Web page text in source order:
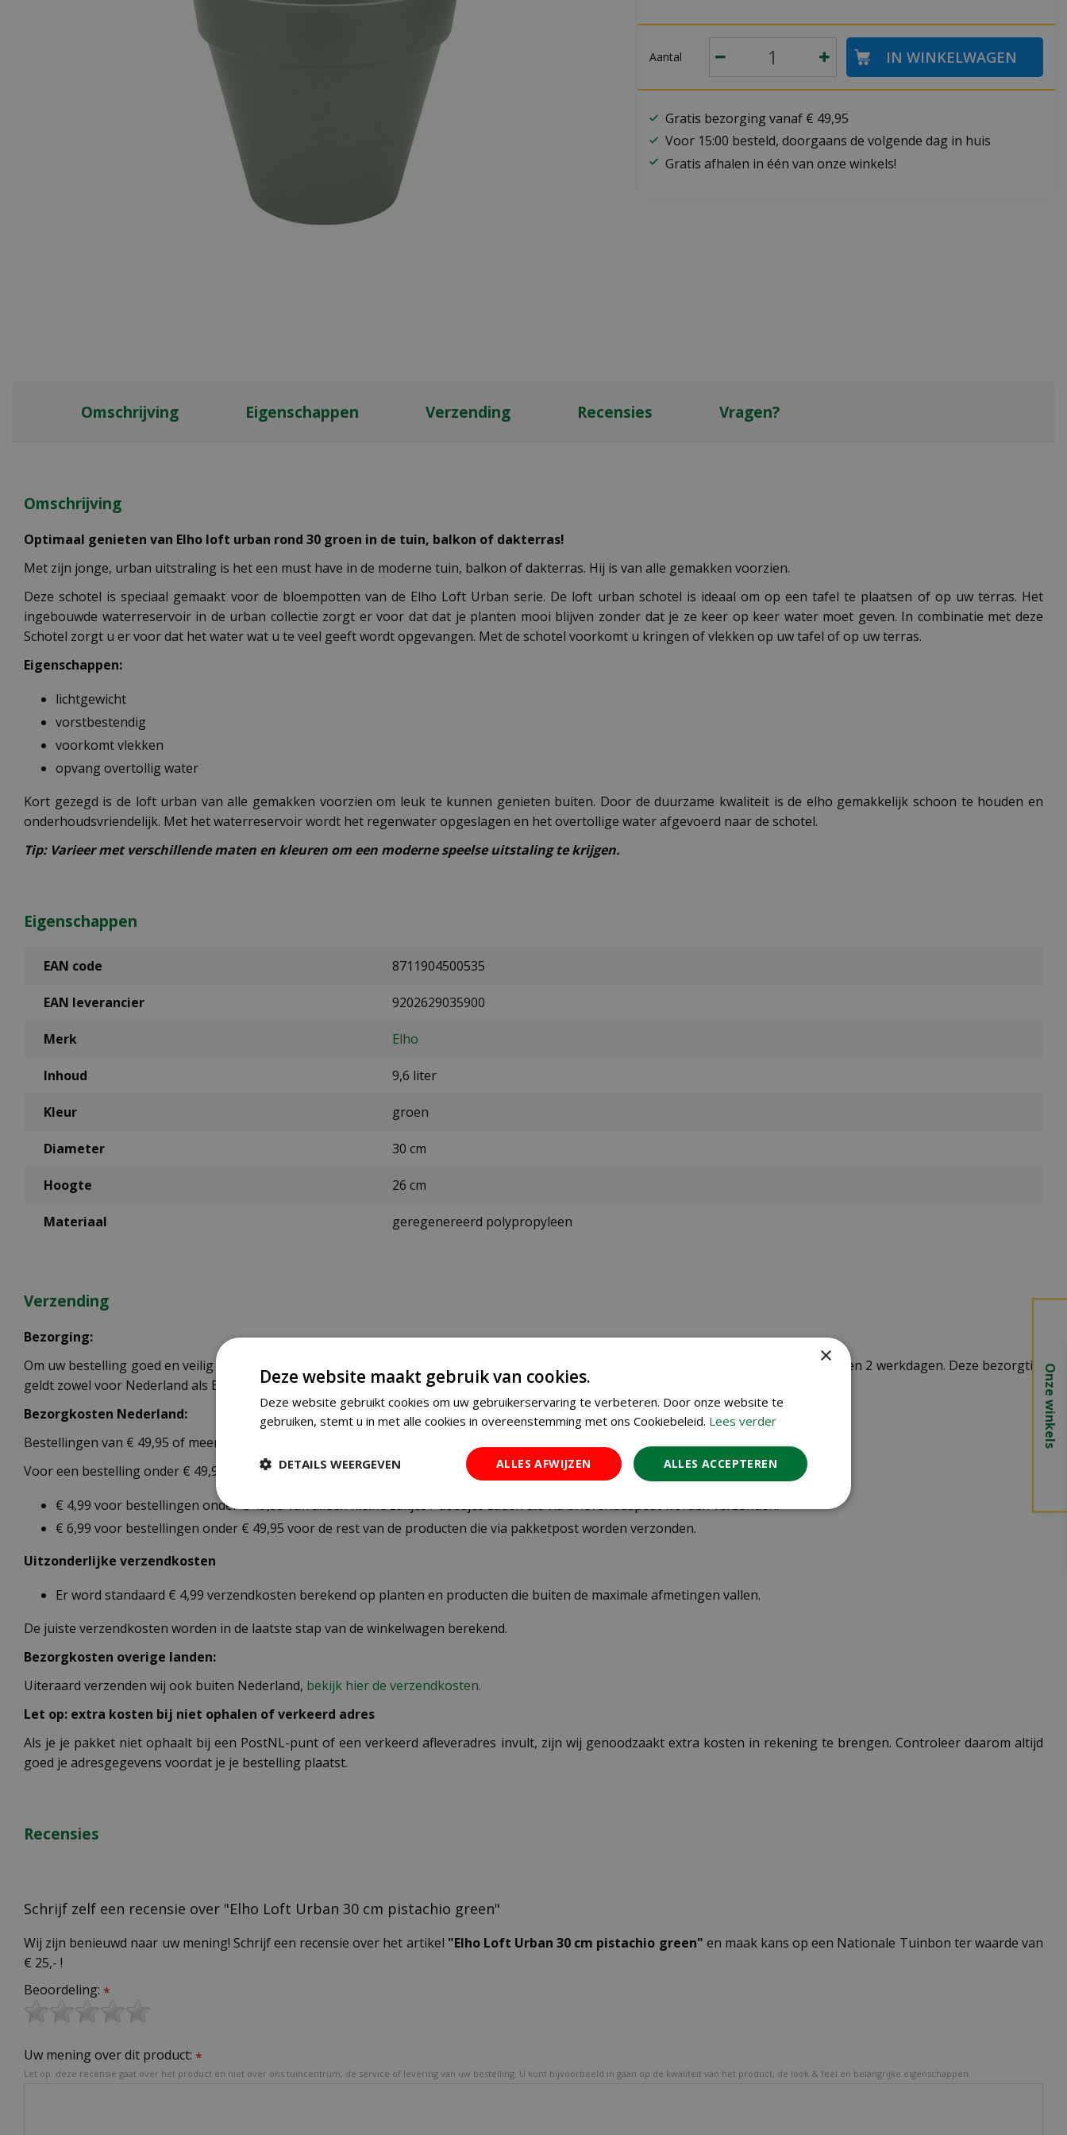
Aantal
Gratis bezorging vanaf € 49,95
Voor 15:00 besteld, doorgaans de volgende dag in huis
Gratis afhalen in één van onze winkels!
Omschrijving Eigenschappen Verzending Recensies Vragen?
Omschrijving
Optimaal genieten van Elho loft urban rond 30 groen in de tuin, balkon of dakterras!
Met zijn jonge, urban uitstraling is het een must have in de moderne tuin, balkon of dakterras. Hij is van alle gemakken voorzien.
Deze schotel is speciaal gemaakt voor de bloempotten van de Elho Loft Urban serie. De loft urban schotel is ideaal om op een tafel te plaatsen of op uw terras. Het
ingebouwde waterreservoir in de urban collectie zorgt er voor dat dat je planten mooi blijven zonder dat je ze keer op keer water moet geven. In combinatie met deze
Schotel zorgt u er voor dat het water wat u te veel geeft wordt opgevangen. Met de schotel voorkomt u kringen of vlekken op uw tafel of op uw terras.
Eigenschappen:
lichtgewicht
vorstbestendig
voorkomt vlekken
opvang overtollig water
Kort gezegd is de loft urban van alle gemakken voorzien om leuk te kunnen genieten buiten. Door de duurzame kwaliteit is de elho gemakkelijk schoon te houden en
onderhoudsvriendelijk. Met het waterreservoir wordt het regenwater opgeslagen en het overtollige water afgevoerd naar de schotel.
Tip: Varieer met verschillende maten en kleuren om een moderne speelse uitstaling te krijgen.
Eigenschappen
EAN code 8711904500535
EAN leverancier 9202629035900
Merk Elho
Inhoud 9,6 liter
Kleur groen
Diameter 30 cm
Hoogte 26 cm
Materiaal geregenereerd polypropyleen
Verzending
Bezorging:
Om uw bestelling goed en veilig bij u thuis te laten bezorgen maken wij gebruik van PostNL. De levertijd bedraagt doorgaans tussen de 1 en 2 werkdagen. Deze bezorgtijd
geldt zowel voor Nederland als België.
Bezorgkosten Nederland:
Bestellingen van € 49,95 of meer verzenden wij gratis.
Voor een bestelling onder € 49,95 zijn er 2 tarieven:
€ 4,99 voor bestellingen onder € 49,95 van alleen kleine zakjes / doosjes zaden die via brievenbuspost worden verzonden.
€ 6,99 voor bestellingen onder € 49,95 voor de rest van de producten die via pakketpost worden verzonden.
Uitzonderlijke verzendkosten
Er word standaard € 4,99 verzendkosten berekend op planten en producten die buiten de maximale afmetingen vallen.
De juiste verzendkosten worden in de laatste stap van de winkelwagen berekend.
Bezorgkosten overige landen:
Uiteraard verzenden wij ook buiten Nederland, bekijk hier de verzendkosten.
Let op: extra kosten bij niet ophalen of verkeerd adres
Als je je pakket niet ophaalt bij een PostNL-punt of een verkeerd afleveradres invult, zijn wij genoodzaakt extra kosten in rekening te brengen. Controleer daarom altijd
goed je adresgegevens voordat je je bestelling plaatst.
Recensies
Schrijf zelf een recensie over "Elho Loft Urban 30 cm pistachio green"
Wij zijn benieuwd naar uw mening! Schrijf een recensie over het artikel "Elho Loft Urban 30 cm pistachio green" en maak kans op een Nationale Tuinbon ter waarde van
€ 25,- !
Beoordeling: *
Uw mening over dit product: *
Let op: deze recensie gaat over het product en niet over ons tuincentrum, de service of levering van uw bestelling. U kunt bijvoorbeeld in gaan op de kwaliteit van het product, de look & feel en belangrijke eigenschappen.
Onze winkels
×
Deze website maakt gebruik van cookies.
Deze website gebruikt cookies om uw gebruikerservaring te verbeteren. Door onze website te
gebruiken, stemt u in met alle cookies in overeenstemming met ons Cookiebeleid. Lees verder
ALLES ACCEPTEREN
ALLES AFWIJZEN
DETAILS WEERGEVEN